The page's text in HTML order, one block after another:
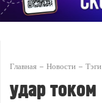
Главная Новости Тэги
удар током